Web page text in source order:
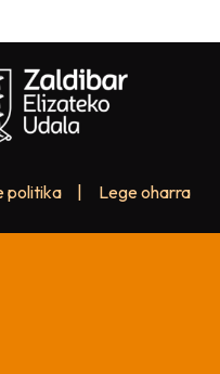
politika Lege oharra